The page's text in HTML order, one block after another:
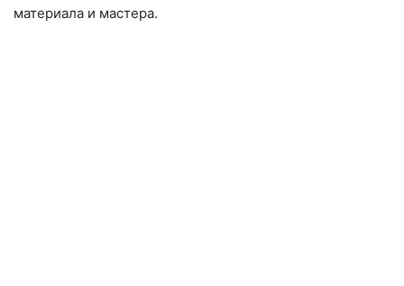
материала и мастера.